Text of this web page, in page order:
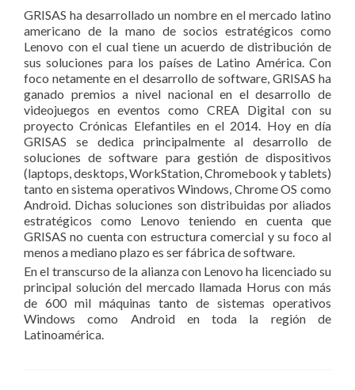
GRISAS ha desarrollado un nombre en el mercado latino
americano de la mano de socios estratégicos como
Lenovo con el cual tiene un acuerdo de distribución de
sus soluciones para los países de Latino América. Con
foco netamente en el desarrollo de software, GRISAS ha
ganado premios a nivel nacional en el desarrollo de
videojuegos en eventos como CREA Digital con su
proyecto Crónicas Elefantiles en el 2014. Hoy en día
GRISAS se dedica principalmente al desarrollo de
soluciones de software para gestión de dispositivos
(laptops, desktops, WorkStation, Chromebook y tablets)
tanto en sistema operativos Windows, Chrome OS como
Android. Dichas soluciones son distribuidas por aliados
estratégicos como Lenovo teniendo en cuenta que
GRISAS no cuenta con estructura comercial y su foco al
menos a mediano plazo es ser fábrica de software.
En el transcurso de la alianza con Lenovo ha licenciado su
principal solución del mercado llamada Horus con más
de 600 mil máquinas tanto de sistemas operativos
Windows como Android en toda la región de
Latinoamérica.